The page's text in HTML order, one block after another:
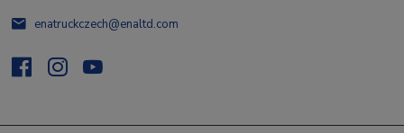
enatruckczech@enaltd.com